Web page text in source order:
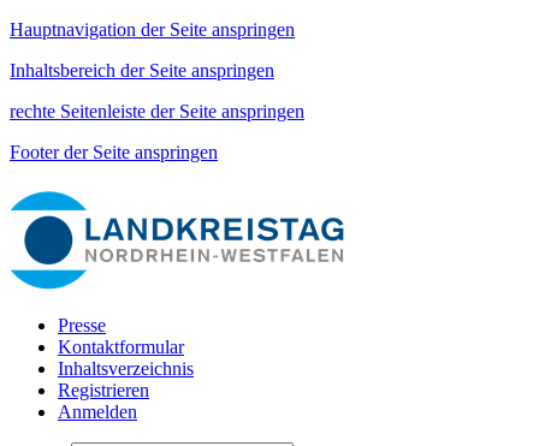
Hauptnavigation der Seite anspringen
Inhaltsbereich der Seite anspringen
rechte Seitenleiste der Seite anspringen
Footer der Seite anspringen
Presse
Kontaktformular
Inhaltsverzeichnis
Registrieren
Anmelden